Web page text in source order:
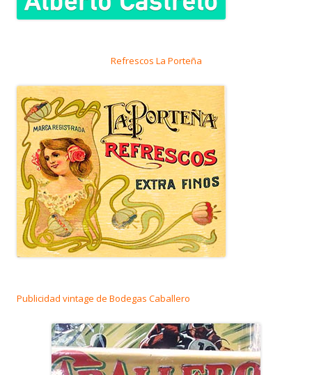
Refrescos La Porteña
Publicidad vintage de Bodegas Caballero